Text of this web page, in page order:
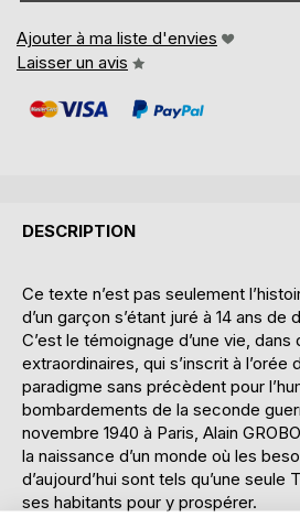
Ajouter à ma liste d'envies
Laisser un avis
DESCRIPTION
Ce texte n’est pas seulement
d’un garçon s’étant juré à 14 ans de
C’est le témoignage d’une vie,
extraordinaires, qui s’inscrit à l’orée
paradigme sans précèdent pour
bombardements de la seconde
novembre 1940 à Paris, Alain
la naissance d’un monde où les
d’aujourd’hui sont tels qu’une seule
ses habitants pour y prospérer.